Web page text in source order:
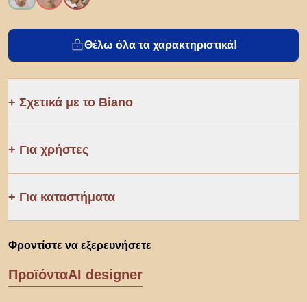
Θέλω όλα τα χαρακτηριστικά!
Σχετικά με το Biano
Για χρήστες
Για καταστήματα
Φροντίστε να εξερευνήσετε
ΠροϊόνταAI designer